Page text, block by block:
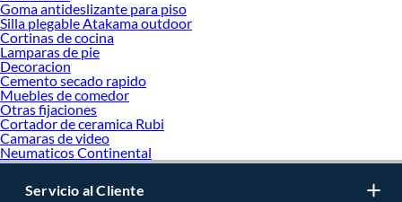
Goma antideslizante para piso
Silla plegable Atakama outdoor
Cortinas de cocina
Lamparas de pie
Decoracion
Cemento secado rapido
Muebles de comedor
Otras fijaciones
Cortador de ceramica Rubi
Camaras de video
Neumaticos Continental
Servicio al Cliente